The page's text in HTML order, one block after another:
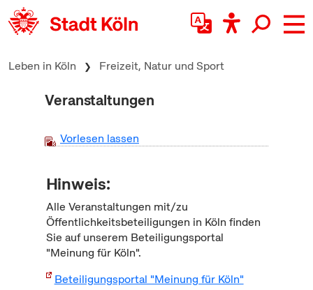
zum Inhalt springen
Leben in Köln Freizeit, Natur und Sport
Veranstaltungen
Vorlesen lassen
Hinweis:
Alle Veranstaltungen mit/zu
Öffentlichkeitsbeteiligungen in Köln finden
Sie auf unserem Beteiligungsportal
"Meinung für Köln".
Beteiligungsportal "Meinung für Köln"